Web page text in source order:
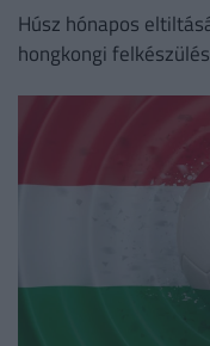
Húsz hónapos
hongkongi